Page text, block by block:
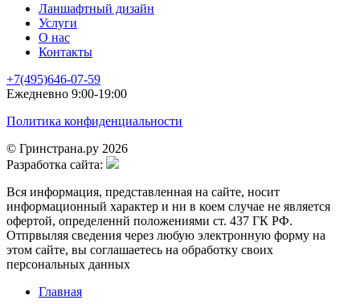
Ланшафтный дизайн
Услуги
О нас
Контакты
+7(495)646-07-59
Ежедневно 9:00-19:00
Политика конфиденциальности
© Гринстрана.ру 2026
Разработка сайта:
Вся информация, представленная на сайте, носит
информационный характер и ни в коем случае не является
офертой, определеннй положениями ст. 437 ГК РФ.
Отпрвыляя сведения через любую электронную форму на
этом сайте, вы соглашаетесь на обработку своих
персональных данных
Главная